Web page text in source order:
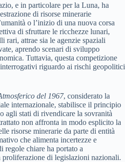
e in particolare per la Luna, ha
di risorse minerarie
o l’inizio di una nuova corsa
di sfruttare le ricchezze lunari,
rari, attrae sia le agenzie spaziali
aprendo scenari di sviluppo
Tuttavia, questa competizione
riguardo ai rischi geopolitici
del 1967, considerato la
internazionale, stabilisce il principio
agli stati di rivendicare la sovranità
non affronta in modo esplicito la
risorse minerarie da parte di entità
che alimenta incertezze e
regole chiare ha portato a
di legislazioni nazionali.